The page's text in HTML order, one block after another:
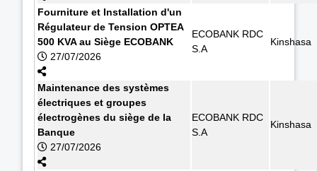
Fourniture et Installation d'un
Régulateur de Tension OPTEA
500 KVA au Siège ECOBANK
27/07/2026
ECOBANK RDC
S.A
Kinshasa
Maintenance des systèmes
électriques et groupes
électrogènes du siège de la
Banque
27/07/2026
ECOBANK RDC
S.A
Kinshasa